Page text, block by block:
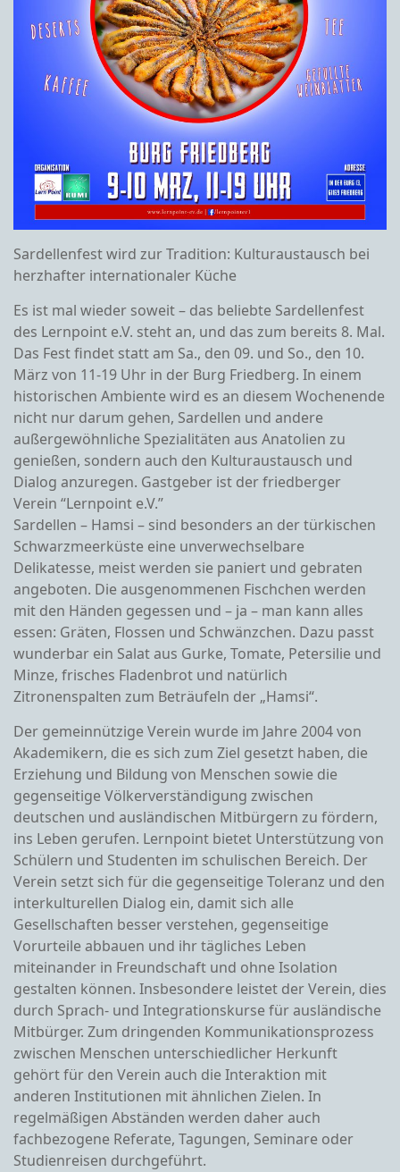
Sardellenfest wird zur Tradition: Kulturaustausch bei
herzhafter internationaler Küche
Es ist mal wieder soweit – das beliebte Sardellenfest
des Lernpoint e.V. steht an, und das zum bereits 8. Mal.
Das Fest findet statt am Sa., den 09. und So., den 10.
März von 11-19 Uhr in der Burg Friedberg. In einem
historischen Ambiente wird es an diesem Wochenende
nicht nur darum gehen, Sardellen und andere
außergewöhnliche Spezialitäten aus Anatolien zu
genießen, sondern auch den Kulturaustausch und
Dialog anzuregen. Gastgeber ist der friedberger
Verein “Lernpoint e.V.”
Sardellen – Hamsi – sind besonders an der türkischen
Schwarzmeerküste eine unverwechselbare
Delikatesse, meist werden sie paniert und gebraten
angeboten. Die ausgenommenen Fischchen werden
mit den Händen gegessen und – ja – man kann alles
essen: Gräten, Flossen und Schwänzchen. Dazu passt
wunderbar ein Salat aus Gurke, Tomate, Petersilie und
Minze, frisches Fladenbrot und natürlich
Zitronenspalten zum Beträufeln der „Hamsi“.
Der gemeinnützige Verein wurde im Jahre 2004 von
Akademikern, die es sich zum Ziel gesetzt haben, die
Erziehung und Bildung von Menschen sowie die
gegenseitige Völkerverständigung zwischen
deutschen und ausländischen Mitbürgern zu fördern,
ins Leben gerufen. Lernpoint bietet Unterstützung von
Schülern und Studenten im schulischen Bereich. Der
Verein setzt sich für die gegenseitige Toleranz und den
interkulturellen Dialog ein, damit sich alle
Gesellschaften besser verstehen, gegenseitige
Vorurteile abbauen und ihr tägliches Leben
miteinander in Freundschaft und ohne Isolation
gestalten können. Insbesondere leistet der Verein, dies
durch Sprach- und Integrationskurse für ausländische
Mitbürger. Zum dringenden Kommunikationsprozess
zwischen Menschen unterschiedlicher Herkunft
gehört für den Verein auch die Interaktion mit
anderen Institutionen mit ähnlichen Zielen. In
regelmäßigen Abständen werden daher auch
fachbezogene Referate, Tagungen, Seminare oder
Studienreisen durchgeführt.